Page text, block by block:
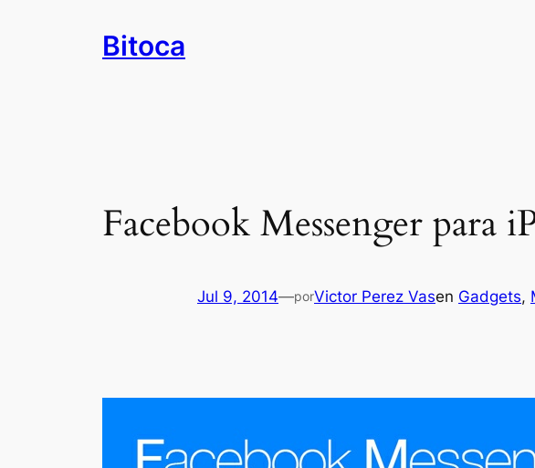
Bitoca
Facebook Messenger para
Jul 9, 2014—porVictor Perez Vasen Gadgets,